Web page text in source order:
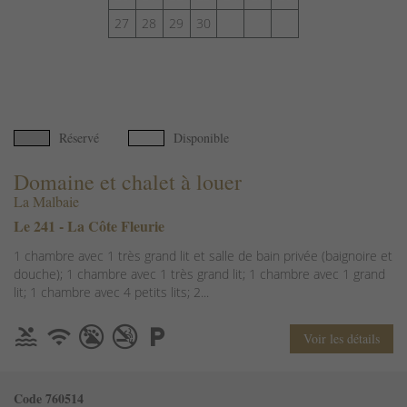
27
28 29 30
Réservé Disponible
Domaine et chalet à louer
La Malbaie
Le 241 - La Côte Fleurie
1 chambre avec 1 très grand lit et salle de bain privée (baignoire et
douche); 1 chambre avec 1 très grand lit; 1 chambre avec 1 grand
lit; 1 chambre avec 4 petits lits; 2...
Voir les détails
Code 760514